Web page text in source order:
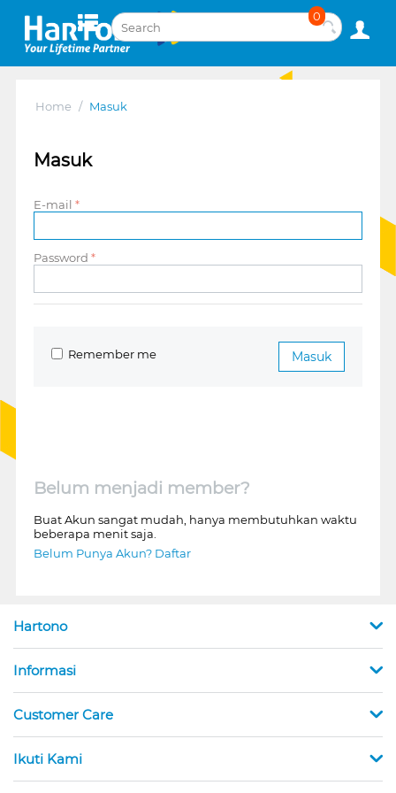
0
Home / Masuk
Masuk
E-mail
Password
Masuk
Remember me
Belum menjadi member?
Buat Akun sangat mudah, hanya membutuhkan waktu
beberapa menit saja.
Belum Punya Akun? Daftar
Hartono
Informasi
Customer Care
Ikuti Kami